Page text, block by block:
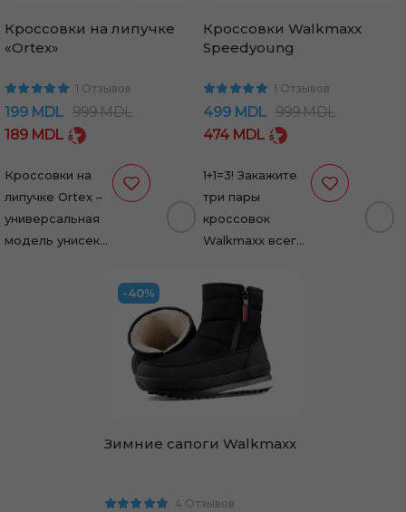
Кроссовки на липучке
«Ortex»
1 Отзывов
199 MDL 999MDL
189 MDL
Кроссовки на
липучке Ortex –
универсальная
модель унисекс
Кроссовки Walkmaxx
Speedyoung
1 Отзывов
499 MDL 999MDL
474 MDL
1+1=3! Закажите
три пары
кроссовок
Walkmaxx всего
Кроссовки
Walkmaxx
Speedyoung —
лёгкие,
стильные и
удобные.
-40%
Зимние сапоги Walkmaxx
4 Отзывов